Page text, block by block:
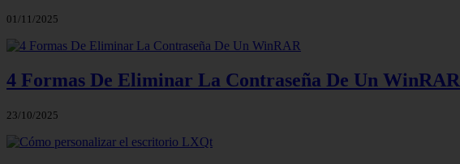
01/11/2025
4 Formas De Eliminar La Contraseña De Un WinRAR
23/10/2025